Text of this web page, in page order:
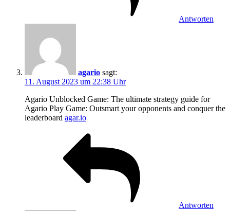
Antworten
agario sagt:
11. August 2023 um 22:38 Uhr
Agario Unblocked Game: The ultimate strategy guide for
Agario Play Game: Outsmart your opponents and conquer the
leaderboard agar.io
Antworten